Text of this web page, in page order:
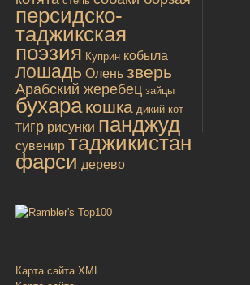
персидско-
таджикская
поэзия Куприн кобыла
лошадь Олень зверь
Арабский жеребец зайцы
бухара кошка дикий кот
тигр рисунки панджуд
сувенир таджикистан
фарси дерево
Карта сайта XML